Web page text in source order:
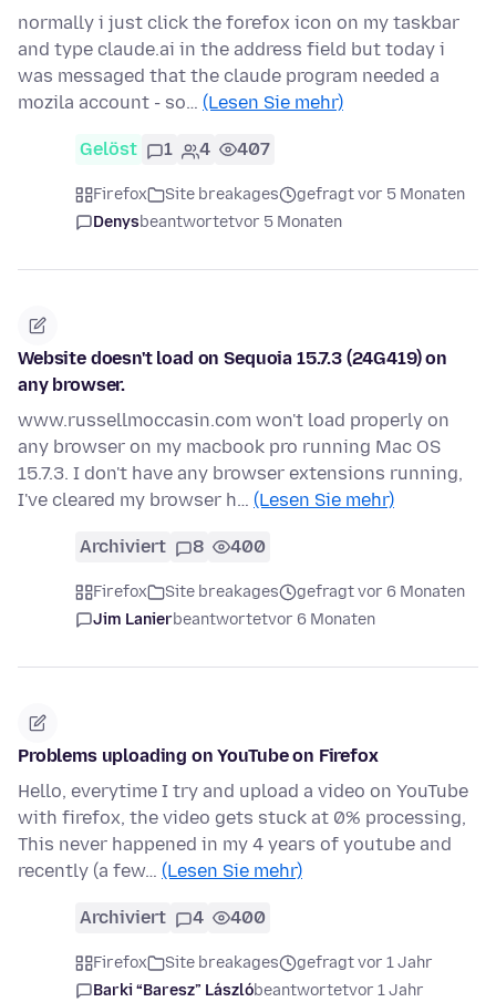
normally i just click the forefox icon on my taskbar
and type claude.ai in the address field but today i
was messaged that the claude program needed a
mozila account - so… (Lesen Sie mehr)
Gelöst 1 4 407
Firefox Site breakages
gefragt vor 5 Monaten
Denysbeantwortetvor 5 Monaten
Website doesn't load on Sequoia 15.7.3 (24G419) on
any browser.
www.russellmoccasin.com won't load properly on
any browser on my macbook pro running Mac OS
15.7.3. I don't have any browser extensions running,
I've cleared my browser h… (Lesen Sie mehr)
Archiviert 8 400
Firefox Site breakages
gefragt vor 6 Monaten
Jim Lanierbeantwortetvor 6 Monaten
Problems uploading on YouTube on Firefox
Hello, everytime I try and upload a video on YouTube
with firefox, the video gets stuck at 0% processing,
This never happened in my 4 years of youtube and
recently (a few… (Lesen Sie mehr)
Archiviert 4 400
Firefox Site breakages
gefragt vor 1 Jahr
Barki “Baresz” Lászlóbeantwortetvor 1 Jahr